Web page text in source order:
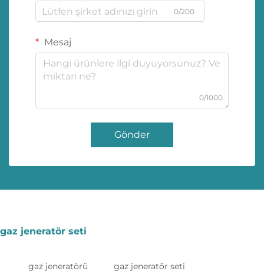
0/200
Mesaj
0/1000
Gönder
gaz jeneratör seti
gaz jeneratörü gaz jeneratör seti